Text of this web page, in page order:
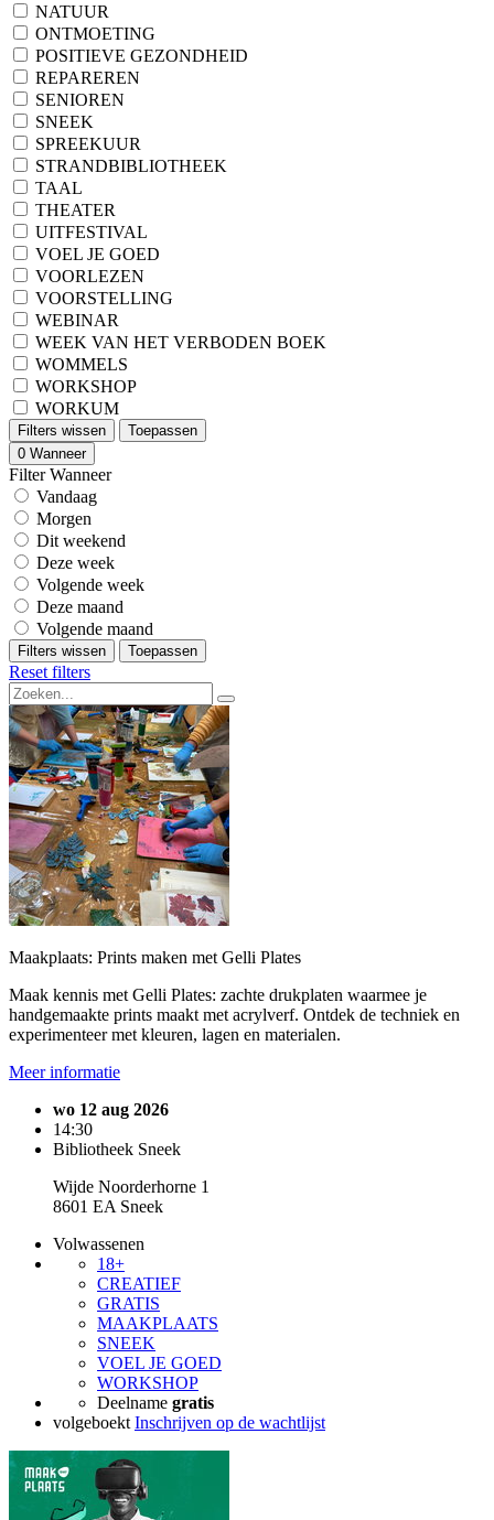
NATUUR
ONTMOETING
POSITIEVE GEZONDHEID
REPAREREN
SENIOREN
SNEEK
SPREEKUUR
STRANDBIBLIOTHEEK
TAAL
THEATER
UITFESTIVAL
VOEL JE GOED
VOORLEZEN
VOORSTELLING
WEBINAR
WEEK VAN HET VERBODEN BOEK
WOMMELS
WORKSHOP
WORKUM
Filters wissen
Toepassen
0 Wanneer
Filter Wanneer
Vandaag
Morgen
Dit weekend
Deze week
Volgende week
Deze maand
Volgende maand
Filters wissen Toepassen
Reset filters
Maakplaats: Prints maken met Gelli Plates
Maak kennis met Gelli Plates: zachte drukplaten waarmee je
handgemaakte prints maakt met acrylverf. Ontdek de techniek en
experimenteer met kleuren, lagen en materialen.
Meer informatie
wo 12 aug 2026
14:30
Bibliotheek Sneek
Wijde Noorderhorne 1
8601 EA Sneek
Volwassenen
18+
CREATIEF
GRATIS
MAAKPLAATS
SNEEK
VOEL JE GOED
WORKSHOP
Deelname gratis
volgeboekt Inschrijven op de wachtlijst